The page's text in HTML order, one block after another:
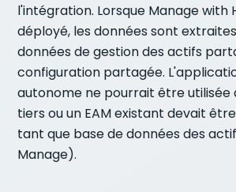
l'intégration. Lorsque Manage with
déployé, les données sont
données de gestion des actifs
configuration partagée.
autonome ne pourrait être utilisée
tiers ou un EAM existant devait
tant que base de données des
Manage).